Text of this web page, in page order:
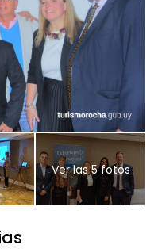
Ver las 5 fotos